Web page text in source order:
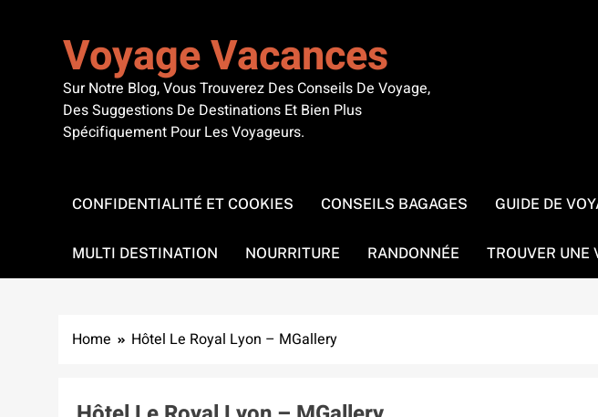
Voyage Vacances
Sur Notre Blog, Vous Trouverez Des Conseils De Voyage,
Des Suggestions De Destinations Et Bien Plus
Spécifiquement Pour Les Voyageurs.
CONFIDENTIALITÉ ET COOKIES CONSEILS BAGAGES GUIDE DE
MULTI DESTINATION NOURRITURE RANDONNÉE TROUVER UNE
Home Hôtel Le Royal Lyon – MGallery